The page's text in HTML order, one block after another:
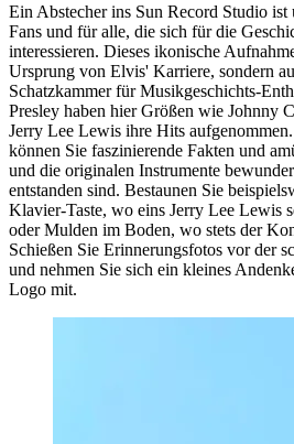
Ein Abstecher ins Sun Record Studio
Fans und für alle, die sich für die
interessieren. Dieses ikonische
Ursprung von Elvis' Karriere, sondern
Schatzkammer für Musikgeschichts-
Presley haben hier Größen wie Johnny
Jerry Lee Lewis ihre Hits
können Sie faszinierende Fakten und
und die originalen Instrumente
entstanden sind. Bestaunen Sie
Klavier-Taste, wo eins Jerry Lee Lewis
oder Mulden im Boden, wo stets der
Schießen Sie Erinnerungsfotos vor der
und nehmen Sie sich ein kleines
Logo mit.